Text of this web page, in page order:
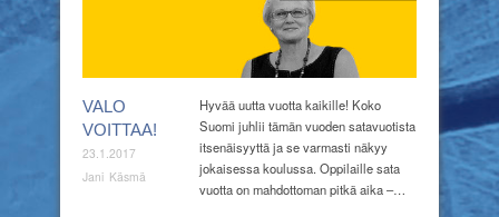
VALO
VOITTAA!
23.1.2017
Jani Käsmä
Hyvää uutta vuotta kaikille! Koko
Suomi juhlii tämän vuoden satavuotista
itsenäisyyttä ja se varmasti näkyy
jokaisessa koulussa. Oppilaille sata
vuotta on mahdottoman pitkä aika –…